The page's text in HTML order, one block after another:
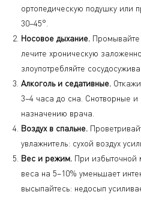
ортопедическую подушку или
30–45°.
Носовое дыхание. Промывайте
лечите хроническую
злоупотребляйте
Алкоголь и седативные.
3–4 часа до сна. Снотворные
назначению врача.
Воздух в спальне.
увлажнитель: сухой воздух
Вес и режим. При избыточной
веса на 5–10% уменьшает
высыпайтесь: недосып